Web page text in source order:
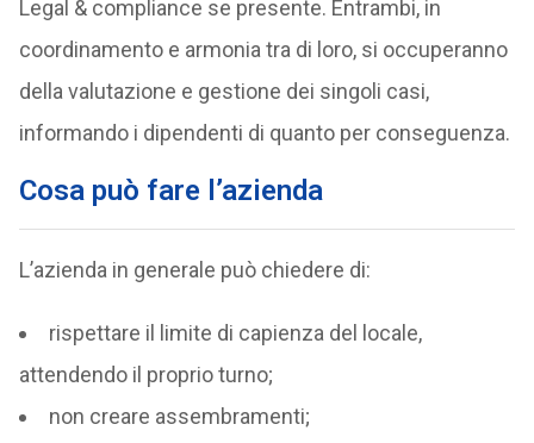
Legal & compliance se presente. Entrambi, in
coordinamento e armonia tra di loro, si occuperanno
della valutazione e gestione dei singoli casi,
informando i dipendenti di quanto per conseguenza.
Cosa può fare l’azienda
L’azienda in generale può chiedere di:
rispettare il limite di capienza del locale,
attendendo il proprio turno;
non creare assembramenti;